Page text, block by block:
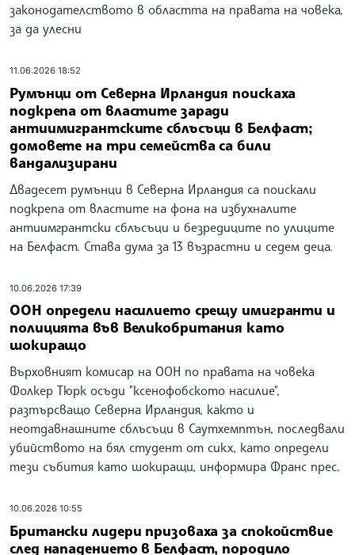
законодателството в областта на правата на човека,
за да улесни
11.06.2026 18:52
Румънци от Северна Ирландия поискаха
подкрепа от властите заради
антиимигрантските сблъсъци в Белфаст;
домовете на три семейства са били
вандализирани
Двадесет румънци в Северна Ирландия са поискали
подкрепа от властите на фона на избухналите
антиимгрантски сблъсъци и безредиците по улиците
на Белфаст. Става дума за 13 възрастни и седем деца.
10.06.2026 17:39
ООН определи насилието срещу имигранти и
полицията във Великобритания като
шокиращо
Върховният комисар на ООН по правата на човека
Фолкер Тюрк осъди "ксенофобското насилие",
разтърсващо Северна Ирландия, както и
неотдавнашните сблъсъци в Саутхемптън, последвали
убийството на бял студент от сикх, като определи
тези събития като шокиращи, информира Франс прес.
10.06.2026 10:55
Британски лидери призоваха за спокойствие
след нападението в Белфаст, породило